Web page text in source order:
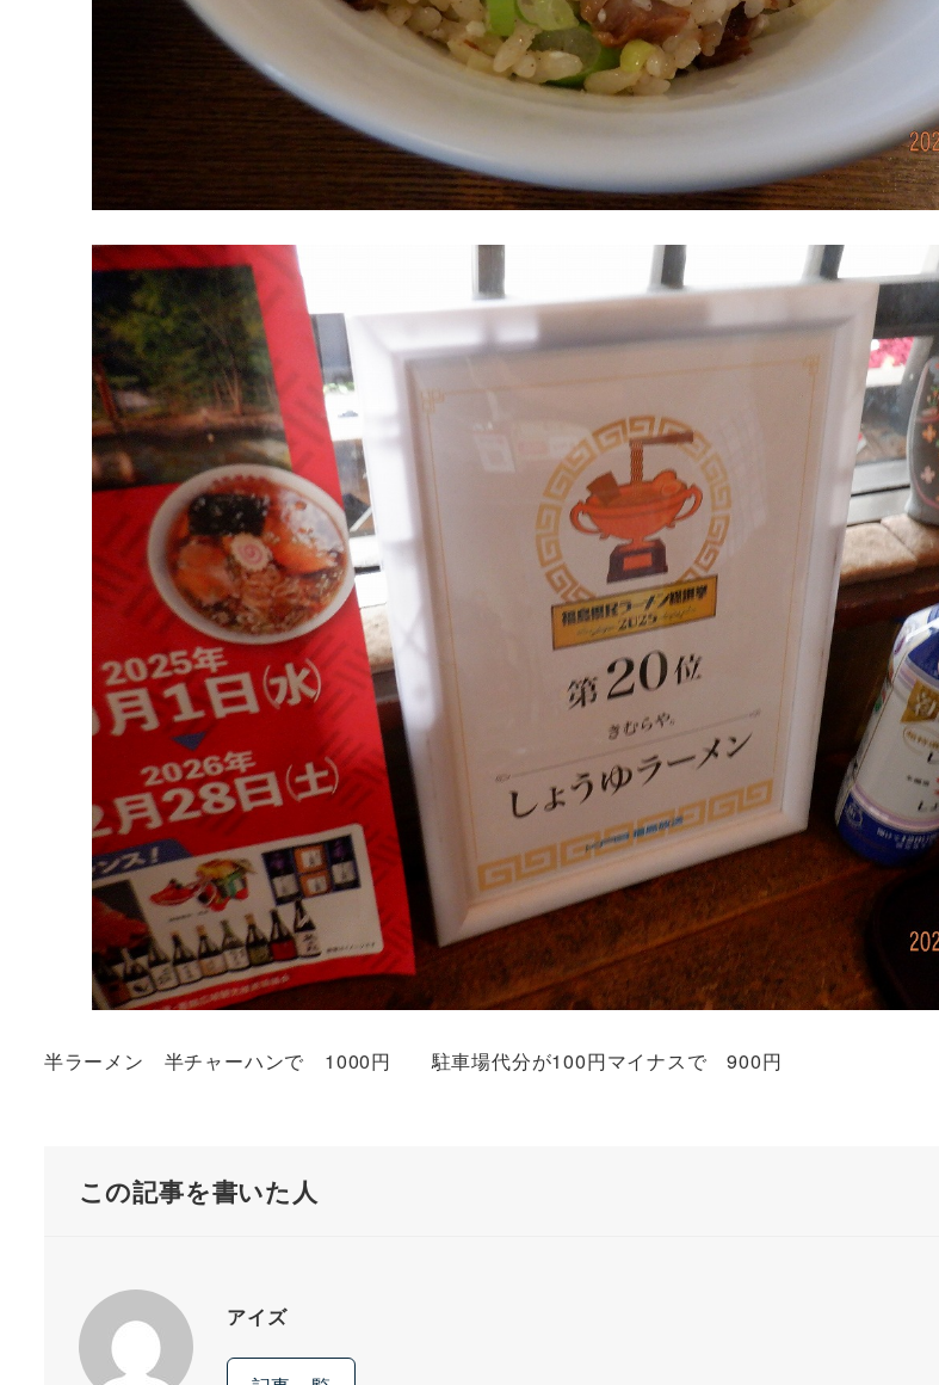
半ラーメン 半チャーハンで 1000円 駐車場代分が100円マイナスで 900円
この記事を書いた人
アイズ